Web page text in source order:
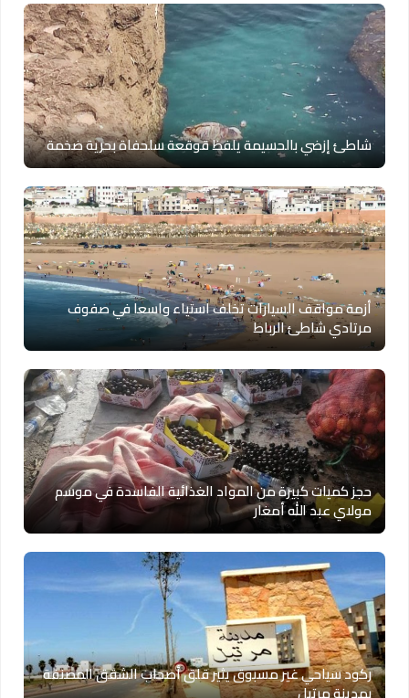
شاطئ إزضي بالحسيمة يلفظ قوقعة سلحفاة بحرية ضخمة
أزمة مواقف السيارات تخلف استياء واسعا في صفوف
مرتادي شاطئ الرباط
حجز كميات كبيرة من المواد الغذائية الفاسدة في موسم
مولاي عبد الله أمغار
ركود سياحي غير مسبوق يثير قلق أصحاب الشقق المصنفة